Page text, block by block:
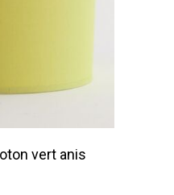
vert anis